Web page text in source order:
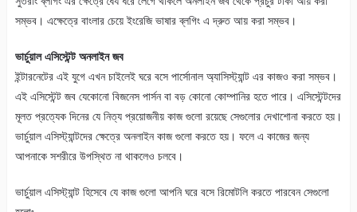
সম্ভব। এক্ষেত্রে বাংলার চেয়ে ইংরেজি ভাষার ব্লগিং এ দ্রুত আয় করা সম্ভব।
ভার্চুয়াল এসিস্টেন্ট অনলাইন জব
ইন্টারনেটের এই যুগে এখন চাইলেই ঘরে বসে পার্সোনাল অ্যাসিস্ট্যান্ট এর কাজও করা সম্ভব।
এই এসিস্টেন্ট জব যেকোনো বিজনেস পার্সন বা বড় কোনো কোম্পানির হতে পারে। এসিস্টেন্টদের
মূলত প্রত্যেক দিনের যে নিত্য প্রয়োজনীয় কাজ গুলো রয়েছে সেগুলোর দেখাশোনা করতে হয়।
ভার্চুয়াল এসিস্ট্যান্টদের ক্ষেত্রে অনলাইন কাজ গুলো করতে হয়। ফলে এ কাজের জন্য
আপনাকে সশরীরে উপস্থিত না থাকলেও চলবে।
ভার্চুয়াল এসিস্ট্যান্ট হিসেবে যে কাজ গুলো আপনি ঘরে বসে রিমোটলি করতে পারবেন সেগুলো